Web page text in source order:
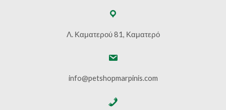
Λ. Καματερού 81, Καματερό
info@petshopmarpinis.com